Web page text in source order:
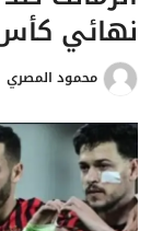
الخليج
العالم
الرياضة
اقتصاد
تكنولوجيا
نهائي كأس
محمود المصري